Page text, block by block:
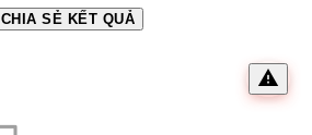
CHIA SẺ KẾT QUẢ